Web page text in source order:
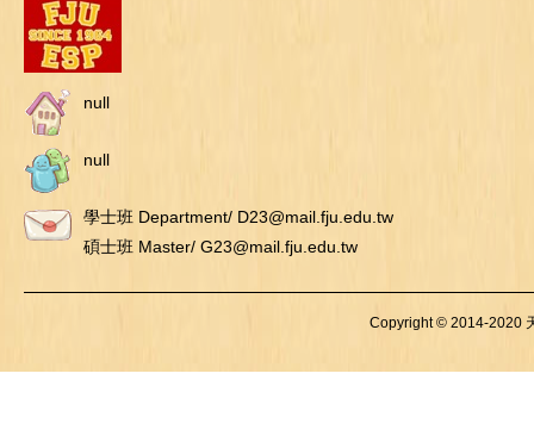
null
null
學士班 Department/ D23@mail.fju.edu.tw
碩士班 Master/ G23@mail.fju.edu.tw
Copyright © 2014-2020